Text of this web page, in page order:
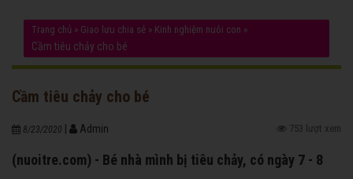
Trang chủ » Giao lưu chia sẻ » Kinh nghiệm nuôi con »
Cầm tiêu chảy cho bé
Cầm tiêu chảy cho bé
8/23/2020 Admin 753 lượt xem
(nuoitre.com) - Bé nhà mình bị tiêu chảy, có ngày 7 - 8